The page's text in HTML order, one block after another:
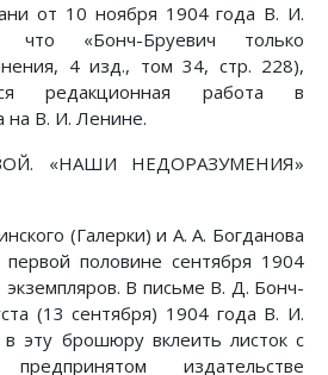
от 10 ноября 1904 года В. И.
что «Бонч-Бруевич только
4 изд., том 34, стр. 228),
редакционная работа в
на В. И. Ленине.
«НАШИ НЕДОРАЗУМЕНИЯ»
(Галерки) и А. А. Богданова
половине сентября 1904
В письме В. Д. Бонч-
(13 сентября) 1904 года В. И.
эту брошюру вклеить листок с
издательстве